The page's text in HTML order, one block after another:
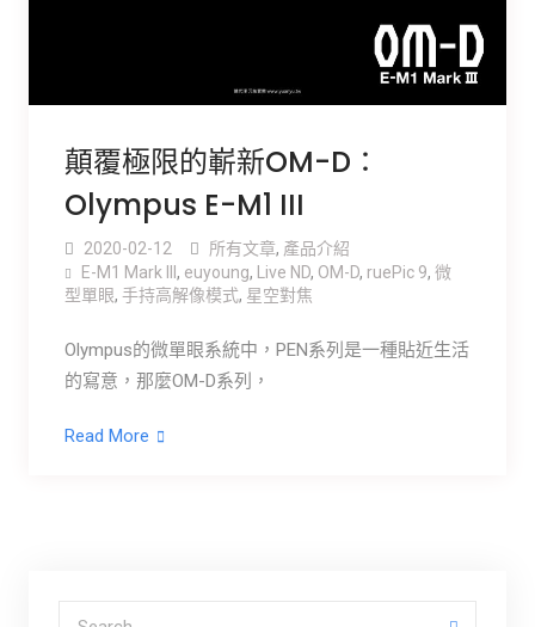
顛覆極限的嶄新OM-D：
Olympus E-M1 III
2020-02-12 所有文章, 產品介紹
E-M1 Mark III , euyoung, Live ND, OM-D, ruePic 9, 微
型單眼, 手持高解像模式, 星空對焦
Olympus的微單眼系統中，PEN系列是一種貼近生活
的寫意，那麼OM-D系列，
Read More
Search for: